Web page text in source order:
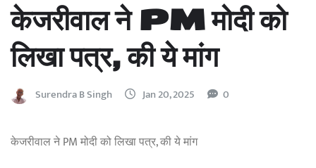
केजरीवाल ने PM मोदी को
लिखा पत्र, की ये मांग
Surendra B Singh Jan 20, 2025 0
केजरीवाल ने PM मोदी को लिखा पत्र, की ये मांग